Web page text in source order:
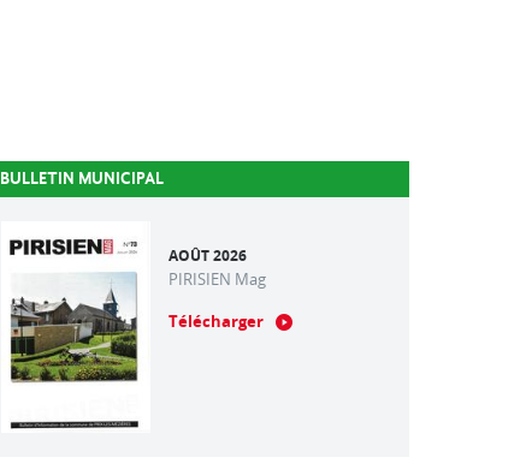
BULLETIN MUNICIPAL
AOÛT 2026
PIRISIEN Mag
Télécharger